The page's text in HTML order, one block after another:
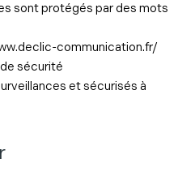
sont protégés par des mots
communication.fr/
sécurité
et sécurisés à